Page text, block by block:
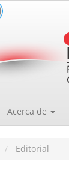
Acerca de
Editorial